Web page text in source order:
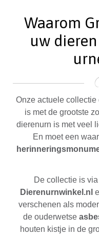
Waarom
uw
Onze actuele collectie
is met de grootste
dierenurn is met veel
En moet een
De collectie is
Dierenurnwinkel.nl
verschenen als
de ouderwetse
houten kistje in de